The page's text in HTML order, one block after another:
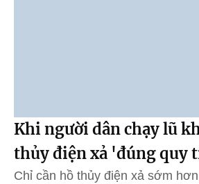
Khi người dân chạy lũ
thủy điện xả 'đúng quy
Chỉ cần hồ thủy điện xả sớm